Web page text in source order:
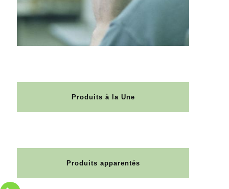
Produits à la Une
Produits apparentés